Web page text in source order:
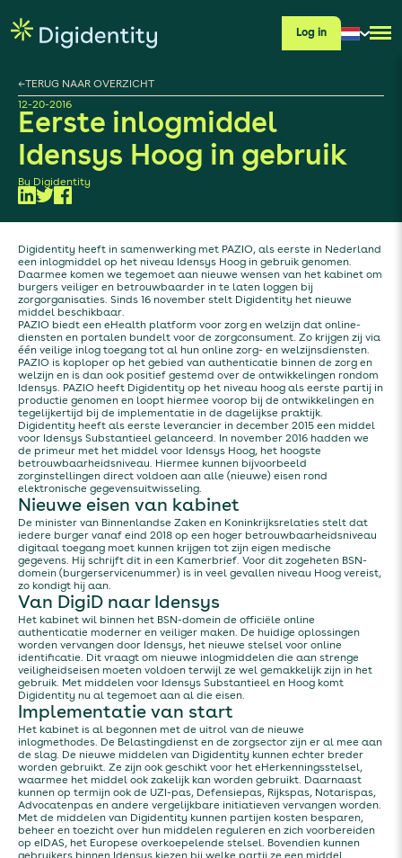
Log in
←TERUG NAAR OVERZICHT
12-20-2016
Eerste inlogmiddel
Idensys Hoog in gebruik
By Digidentity
Digidentity heeft in samenwerking met PAZIO, als eerste in Nederland
een inlogmiddel op het niveau Idensys Hoog in gebruik genomen.
Daarmee komen we tegemoet aan nieuwe wensen van het kabinet om
burgers veiliger en betrouwbaarder in te laten loggen bij
zorgorganisaties. Sinds 16 november stelt Digidentity het nieuwe
middel beschikbaar.
PAZIO biedt een eHealth platform voor zorg en welzijn dat online-
diensten en portalen bundelt voor de zorgconsument. Zo krijgen zij via
één veilige inlog toegang tot al hun online zorg- en welzijnsdiensten.
PAZIO is koploper op het gebied van authenticatie binnen de zorg en
welzijn en is dan ook positief gestemd over de ontwikkelingen rondom
Idensys. PAZIO heeft Digidentity op het niveau hoog als eerste partij in
productie genomen en loopt hiermee voorop bij de ontwikkelingen en
tegelijkertijd bij de implementatie in de dagelijkse praktijk.
Digidentity heeft als eerste leverancier in december 2015 een middel
voor Idensys Substantieel gelanceerd. In november 2016 hadden we
de primeur met het middel voor Idensys Hoog, het hoogste
betrouwbaarheidsniveau. Hiermee kunnen bijvoorbeeld
zorginstellingen direct voldoen aan alle (nieuwe) eisen rond
elektronische gegevensuitwisseling.
Nieuwe eisen van kabinet
De minister van Binnenlandse Zaken en Koninkrijksrelaties stelt dat
iedere burger vanaf eind 2018 op een hoger betrouwbaarheidsniveau
digitaal toegang moet kunnen krijgen tot zijn eigen medische
gegevens. Hij schrijft dit in een Kamerbrief. Voor dit zogeheten BSN-
domein (burgerservicenummer) is in veel gevallen niveau Hoog vereist,
zo kondigt hij aan.
Van DigiD naar Idensys
Het kabinet wil binnen het BSN-domein de officiële online
authenticatie moderner en veiliger maken. De huidige oplossingen
worden vervangen door Idensys, het nieuwe stelsel voor online
identificatie. Dit vraagt om nieuwe inlogmiddelen die aan strenge
veiligheidseisen moeten voldoen terwijl ze wel gemakkelijk zijn in het
gebruik. Met middelen voor Idensys Substantieel en Hoog komt
Digidentity nu al tegemoet aan al die eisen.
Implementatie van start
Het kabinet is al begonnen met de uitrol van de nieuwe
inlogmethodes. De Belastingdienst en de zorgsector zijn er al mee aan
de slag. De nieuwe middelen van Digidentity kunnen echter breder
worden gebruikt. Ze zijn ook geschikt voor het eHerkenningsstelsel,
waarmee het middel ook zakelijk kan worden gebruikt. Daarnaast
kunnen op termijn ook de UZI-pas, Defensiepas, Rijkspas, Notarispas,
Advocatenpas en andere vergelijkbare initiatieven vervangen worden.
Met de middelen van Digidentity kunnen partijen kosten besparen,
beheer en toezicht over hun middelen reguleren en zich voorbereiden
op eIDAS, het Europese overkoepelende stelsel. Bovendien kunnen